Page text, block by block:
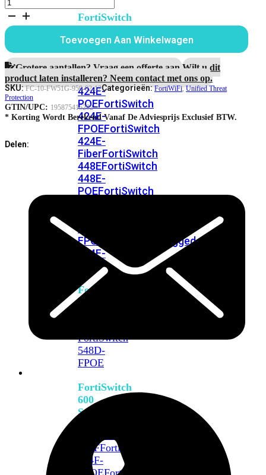
FortiSwitch
Series
FortiSwitch
424EFortiSwitch
424E-
POEFortiSwitch
424E-
FPOEFortiSwitch
424E-
FiberFortiSwitch
448EFortiSwitch
448E-
POEFortiSwitch
FPOE
FortiSwitchRugged
424F-
FortiSwitch
500
FortiSwitch
548D-
FPOE
FortiSwitch
600
Series
624FFortiSwitch
624F-
FPOEFortiSwitch
51G
jaar
Unified
Threat
Protection
aantal
Toevoegen Aan Winkelwagen
Grotere aantallen? Vraag een offerte aan.Wilt u dit
product laten installeren? Neem contact met ons op.
SKU:FC-10-FW51G-950-02-12Categorieën:FortiWiFi,Unified Threat
Protection
GTIN/UPC: 195875415292
* Korting Wordt Berekend Vanaf De Adviesprijs Exclusief BTW.
Delen: